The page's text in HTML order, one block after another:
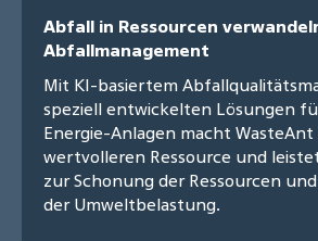
Abfall in Ressourcen
Abfallmanagement
Mit KI-basiertem
speziell entwickelten Lösungen
Energie-Anlagen macht
wertvolleren Ressource und
zur Schonung der Ressourcen
der Umweltbelastung.